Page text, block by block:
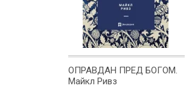
ОПРАВДАН ПРЕД БОГОМ.
Майкл Ривз